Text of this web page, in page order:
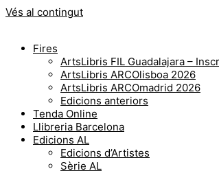
Vés al contingut
Fires
ArtsLibris FIL Guadalajara –
ArtsLibris ARCOlisboa 2026
ArtsLibris ARCOmadrid 2026
Edicions anteriors
Tenda Online
Llibreria Barcelona
Edicions AL
Edicions d’Artistes
Sèrie AL